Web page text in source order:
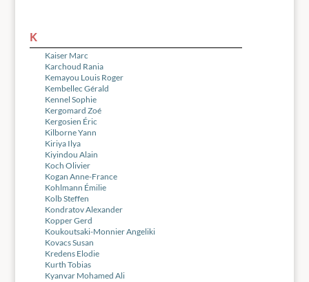
K
Kaiser Marc
Karchoud Rania
Kemayou Louis Roger
Kembellec Gérald
Kennel Sophie
Kergomard Zoé
Kergosien Éric
Kilborne Yann
Kiriya Ilya
Kiyindou Alain
Koch Olivier
Kogan Anne-France
Kohlmann Émilie
Kolb Steffen
Kondratov Alexander
Kopper Gerd
Koukoutsaki-Monnier Angeliki
Kovacs Susan
Kredens Elodie
Kurth Tobias
Kyanvar Mohamed Ali